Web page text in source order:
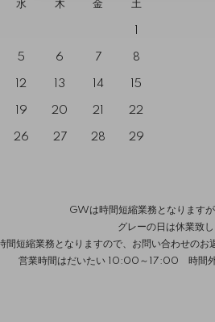
水 木 金 土
5 6 7 8
12 13 14 15
19 20 21 22
26 27 28 29
GWは時間短縮業務となりますが
グレーの日は休業致し
間短縮業務となりますので、お問い合わせのお
営業時間はだいたい 10:00～17:00 時間外